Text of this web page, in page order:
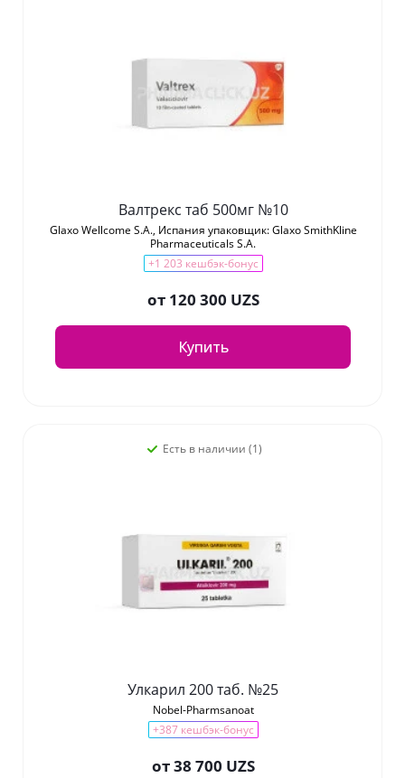
Валтрекс таб 500мг №10
Glaxo Wellcome S.A., Испания упаковщик: Glaxo SmithKline
Pharmaceuticals S.A.
+1 203 кешбэк-бонус
от 120 300 UZS
Купить
Есть в наличии (1)
Улкарил 200 таб. №25
Nobel-Pharmsanoat
+387 кешбэк-бонус
от38 700 UZS